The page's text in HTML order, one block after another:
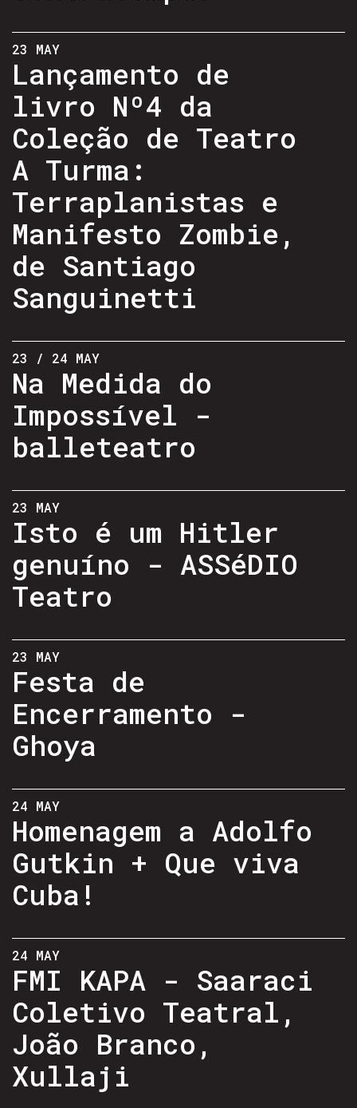
23 MAY
Lançamento de
livro Nº4 da
Coleção de Teatro
A Turma:
Terraplanistas e
Manifesto Zombie,
de Santiago
Sanguinetti
23 / 24 MAY
Na Medida do
Impossível -
balleteatro
23 MAY
Isto é um Hitler
genuíno - ASSéDIO
Teatro
23 MAY
Festa de
Encerramento -
Ghoya
24 MAY
Homenagem a Adolfo
Gutkin + Que viva
Cuba!
24 MAY
FMI KAPA - Saaraci
Coletivo Teatral,
João Branco,
Xullaji